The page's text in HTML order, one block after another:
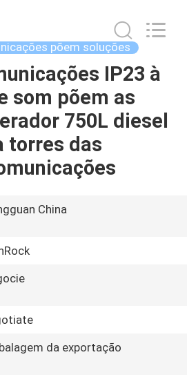
põem soluções
IP23 à
som põem as
750L diesel
torres das
China
da exportação